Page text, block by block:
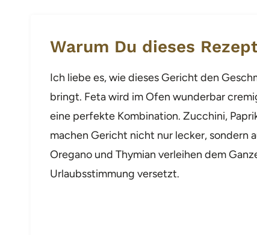
Warum Du dieses
Ich liebe es, wie dieses Gericht den
bringt. Feta wird im Ofen wunderbar
eine perfekte Kombination. Zucchini,
machen Gericht nicht nur lecker, sondern
Oregano und Thymian verleihen dem
Urlaubsstimmung versetzt.